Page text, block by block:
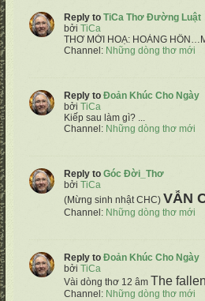
Reply to TiCa Thơ Đường Luật
bởi TiCa
THƠ MỜI HOẠ: HOÀNG
Channel: Những dòng thơ mới
Reply to Đoản Khúc Cho Ngày
bởi TiCa
Kiếp sau làm gì? ...
Channel: Những dòng thơ mới
Reply to Góc Đời_Thơ
bởi TiCa
(Mừng sinh nhật CHC) VẪN
Channel: Những dòng thơ mới
Reply to Đoản Khúc Cho Ngày
bởi TiCa
Vài dòng thơ 12 âm The
Channel: Những dòng thơ mới